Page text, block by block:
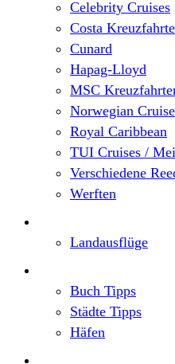
Celebrity Cruises
Costa
Cunard
Hapag-Lloyd
MSC
Norwegian
Royal Caribbean
TUI Cruises /
Verschiedene
Werften
Landausflüge
Buch Tipps
Städte Tipps
Häfen